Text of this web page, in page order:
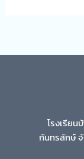
โรงเรียน
กันทรลักษ์ จั